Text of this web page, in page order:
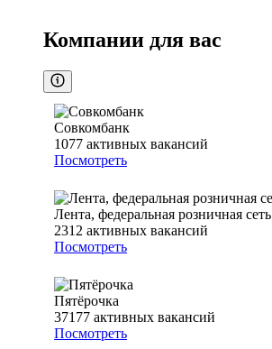
Компании для вас
Совкомбанк
1077 активных вакансий
Посмотреть
Лента, федеральная розничная сеть
2312 активных вакансий
Посмотреть
Пятёрочка
37177 активных вакансий
Посмотреть